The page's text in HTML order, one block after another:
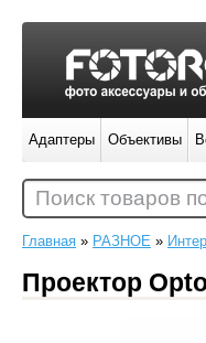
Главная » РАЗНОЕ »
Проектор
Адаптеры Объективы
Поиск товаров